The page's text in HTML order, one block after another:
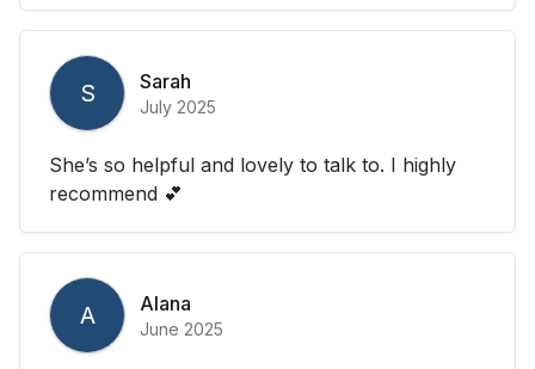
S Sarah
July 2025
She’s so helpful and lovely to talk to. I highly
recommend 💕
A Alana
June 2025